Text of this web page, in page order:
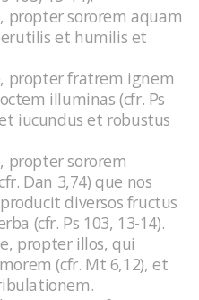
propter sororem aquam
et humilis et
propter fratrem ignem
illuminas (cfr. Ps
iucundus et robustus
propter sororem
Dan 3,74) que nos
diversos fructus
(cfr. Ps 103, 13-14).
propter illos, qui
(cfr. Mt 6,12), et